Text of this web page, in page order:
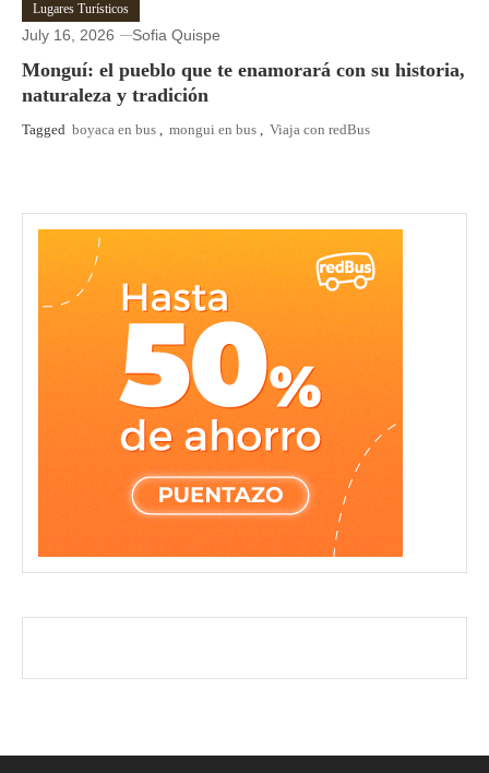
Lugares Turísticos
July 16, 2026 Sofia Quispe
Monguí: el pueblo que te enamorará con su historia,
naturaleza y tradición
Tagged boyaca en bus , mongui en bus , Viaja con redBus